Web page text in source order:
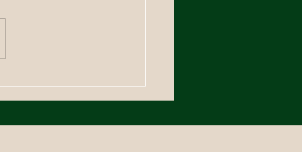
auf den Floch